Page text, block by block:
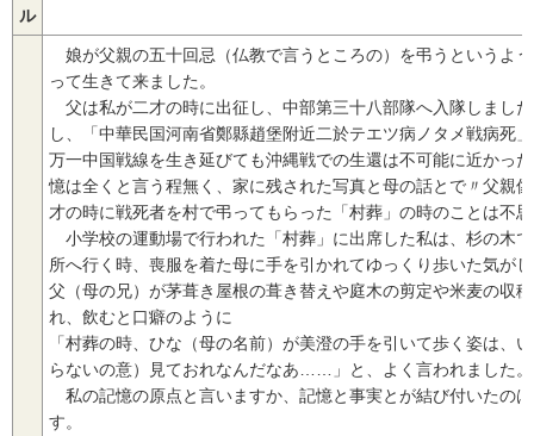
ル
娘が父親の五十回忌（仏教で言うところの）を弔うというよ
って生きて来ました。
父は私が二才の時に出征し、中部第三十八部隊へ入隊しまし
し、「中華民国河南省鄭縣趙堡附近二於テエツ病ノタメ戦病死
万一中国戦線を生き延びても沖縄戦での生還は不可能に近かっ
憶は全くと言う程無く、家に残された写真と母の話とで〃父親
才の時に戦死者を村で弔ってもらった「村葬」の時のことは不
小学校の運動場で行われた「村葬」に出席した私は、杉の木
所へ行く時、喪服を着た母に手を引かれてゆっくり歩いた気が
父（母の兄）が茅葺き屋根の葺き替えや庭木の剪定や米麦の収
れ、飲むと口癖のように
「村葬の時、ひな（母の名前）が美澄の手を引いて歩く姿は、
らないの意）見ておれなんだなあ……」と、よく言われました。
私の記憶の原点と言いますか、記憶と事実とが結び付いたの
す。